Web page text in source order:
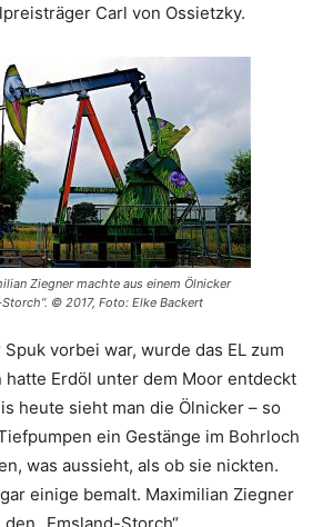
Carl von Ossietzky.
Ziegner machte aus einem Ölnicker
© 2017, Foto: Elke Backert
vorbei war, wurde das EL zum
hatte Erdöl unter dem Moor entdeckt
heute sieht man die Ölnicker – so
ein Gestänge im Bohrloch
was aussieht, als ob sie nickten.
einige bemalt. Maximilian Ziegner
„Emsland-Storch“.